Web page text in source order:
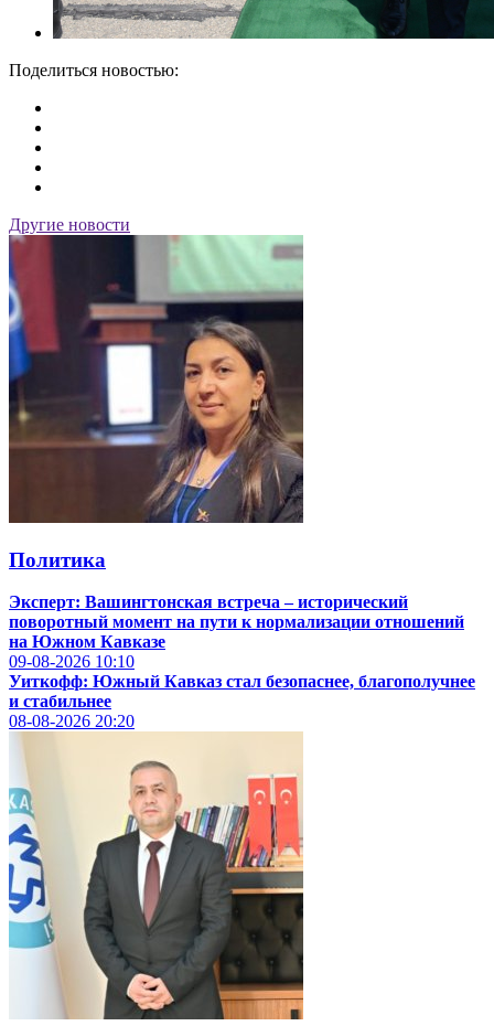
Поделиться новостью:
Другие новости
Политика
Эксперт: Вашингтонская встреча – исторический
поворотный момент на пути к нормализации отношений
на Южном Кавказе
09-08-2026 10:10
Уиткофф: Южный Кавказ стал безопаснее, благополучнее
и стабильнее
08-08-2026 20:20